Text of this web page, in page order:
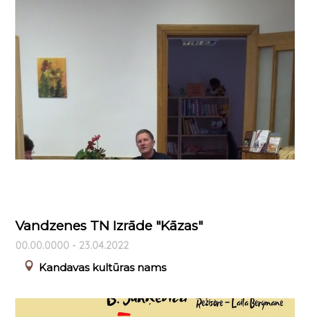
Vandzenes TN Izrāde "Kāzas"
00.00.0000 - 23.04.2022
Kandavas kultūras nams